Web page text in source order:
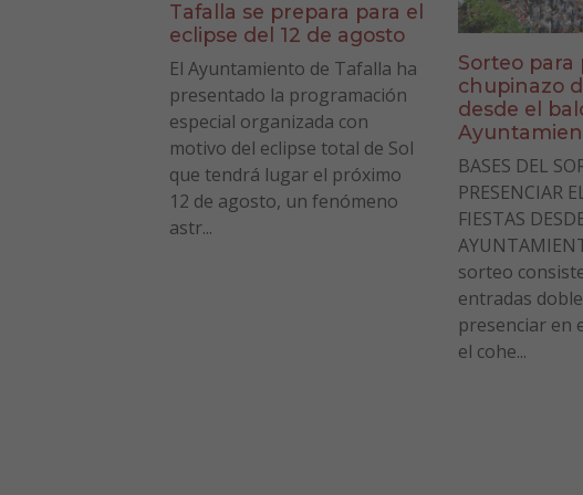
Tafalla se prepara para el
eclipse del 12 de agosto
El Ayuntamiento de Tafalla ha
presentado la programación
especial organizada con
motivo del eclipse total de Sol
que tendrá lugar el próximo
12 de agosto, un fenómeno
astr...
Sorteo para
chupinazo
desde el
BASES DEL
PRESENCIAR
FIESTAS
sorteo
entradas
presenciar en
el cohe...